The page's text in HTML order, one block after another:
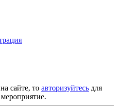
сайте, то авторизуйтесь для